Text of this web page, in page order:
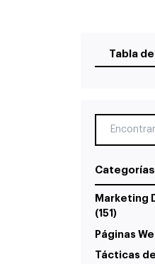
Tabla
Categorías
Marketing
(151)
Páginas
Tácticas